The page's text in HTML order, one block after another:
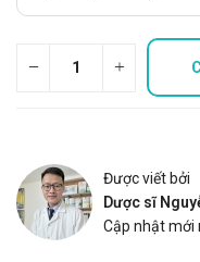
Được viết bởi
Dược sĩ
Cập nhật mới